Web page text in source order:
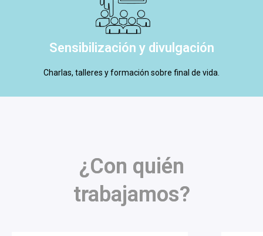
Sensibilización y divulgación
Charlas, talleres y formación sobre final de vida.
¿Con quién
trabajamos?